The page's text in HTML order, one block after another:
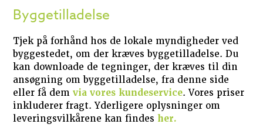
Byggetilladelse
Tjek på forhånd hos de lokale myndigheder ved
byggestedet, om der kræves byggetilladelse. Du
kan downloade de tegninger, der kræves til din
ansøgning om byggetilladelse, fra denne side
eller få dem via vores kundeservice. Vores priser
inkluderer fragt. Yderligere oplysninger om
leveringsvilkårene kan findes her.